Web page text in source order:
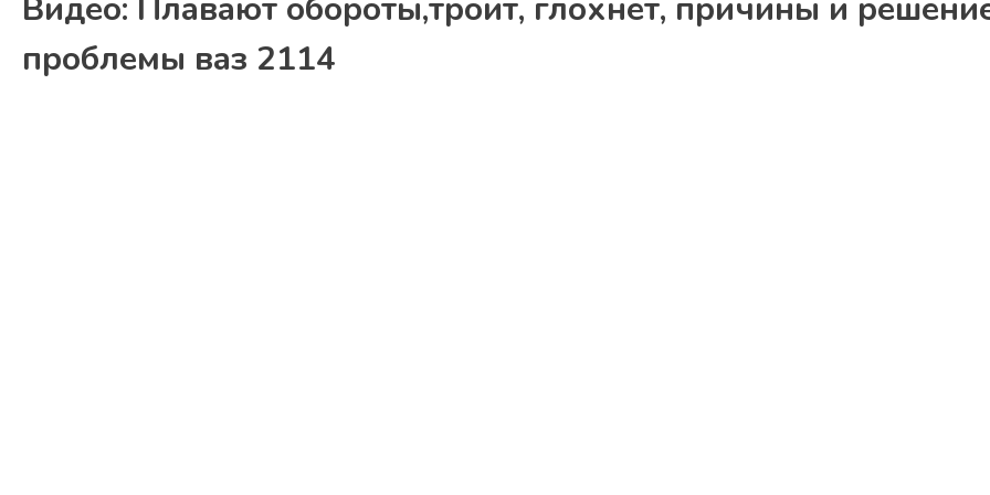
Видео: Плавают обороты,троит, глохнет, причины и
проблемы ваз 2114